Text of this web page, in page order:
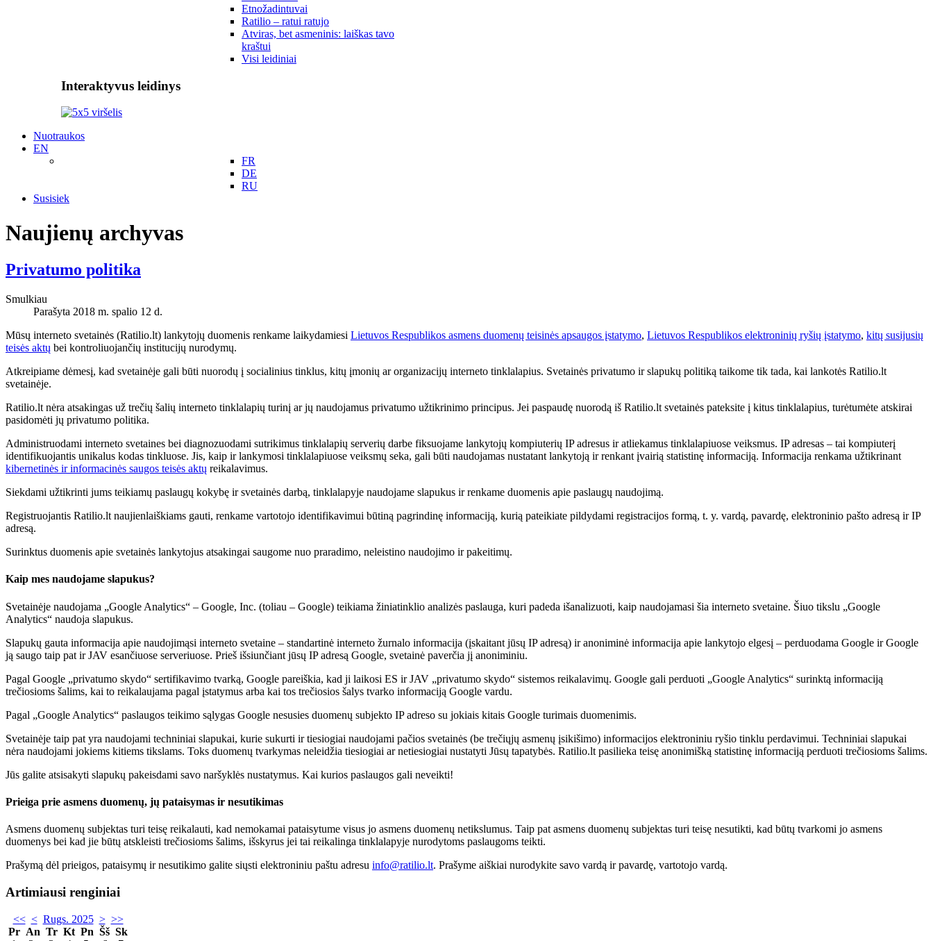
Etnožadintuvai
Ratilio – ratui ratujo
Atviras, bet asmeninis: laiškas tavo
kraštui
Visi leidiniai
Interaktyvus leidinys
Nuotraukos
EN
FR
DE
RU
Susisiek
Naujienų archyvas
Privatumo politika
Smulkiau
Parašyta 2018 m. spalio 12 d.
Mūsų interneto svetainės (Ratilio.lt) lankytojų duomenis renkame laikydamiesi Lietuvos Respublikos asmens duomenų teisinės apsaugos įstatymo, Lietuvos Respublikos elektroninių ryšių įstatymo, kitų susijusių
teisės aktų bei kontroliuojančių institucijų nurodymų.
Atkreipiame dėmesį, kad svetainėje gali būti nuorodų į socialinius tinklus, kitų įmonių ar organizacijų interneto tinklalapius. Svetainės privatumo ir slapukų politiką taikome tik tada, kai lankotės Ratilio.lt
svetainėje.
Ratilio.lt nėra atsakingas už trečių šalių interneto tinklalapių turinį ar jų naudojamus privatumo užtikrinimo principus. Jei paspaudę nuorodą iš Ratilio.lt svetainės pateksite į kitus tinklalapius, turėtumėte atskirai
pasidomėti jų privatumo politika.
Administruodami interneto svetaines bei diagnozuodami sutrikimus tinklalapių serverių darbe fiksuojame lankytojų kompiuterių IP adresus ir atliekamus tinklalapiuose veiksmus. IP adresas – tai kompiuterį
identifikuojantis unikalus kodas tinkluose. Jis, kaip ir lankymosi tinklalapiuose veiksmų seka, gali būti naudojamas nustatant lankytoją ir renkant įvairią statistinę informaciją. Informacija renkama užtikrinant
kibernetinės ir informacinės saugos teisės aktų reikalavimus.
Siekdami užtikrinti jums teikiamų paslaugų kokybę ir svetainės darbą, tinklalapyje naudojame slapukus ir renkame duomenis apie paslaugų naudojimą.
Registruojantis Ratilio.lt naujienlaiškiams gauti, renkame vartotojo identifikavimui būtiną pagrindinę informaciją, kurią pateikiate pildydami registracijos formą, t. y. vardą, pavardę, elektroninio pašto adresą ir IP
adresą.
Surinktus duomenis apie svetainės lankytojus atsakingai saugome nuo praradimo, neleistino naudojimo ir pakeitimų.
Kaip mes naudojame slapukus?
Svetainėje naudojama „Google Analytics“ – Google, Inc. (toliau – Google) teikiama žiniatinklio analizės paslauga, kuri padeda išanalizuoti, kaip naudojamasi šia interneto svetaine. Šiuo tikslu „Google
Analytics“ naudoja slapukus.
Slapukų gauta informacija apie naudojimąsi interneto svetaine – standartinė interneto žurnalo informacija (įskaitant jūsų IP adresą) ir anoniminė informacija apie lankytojo elgesį – perduodama Google ir Google
ją saugo taip pat ir JAV esančiuose serveriuose. Prieš išsiunčiant jūsų IP adresą Google, svetainė paverčia jį anoniminiu.
Pagal Google „privatumo skydo“ sertifikavimo tvarką, Google pareiškia, kad ji laikosi ES ir JAV „privatumo skydo“ sistemos reikalavimų. Google gali perduoti „Google Analytics“ surinktą informaciją
trečiosioms šalims, kai to reikalaujama pagal įstatymus arba kai tos trečiosios šalys tvarko informaciją Google vardu.
Pagal „Google Analytics“ paslaugos teikimo sąlygas Google nesusies duomenų subjekto IP adreso su jokiais kitais Google turimais duomenimis.
Svetainėje taip pat yra naudojami techniniai slapukai, kurie sukurti ir tiesiogiai naudojami pačios svetainės (be trečiųjų asmenų įsikišimo) informacijos elektroniniu ryšio tinklu perdavimui. Techniniai slapukai
nėra naudojami jokiems kitiems tikslams. Toks duomenų tvarkymas neleidžia tiesiogiai ar netiesiogiai nustatyti Jūsų tapatybės. Ratilio.lt pasilieka teisę anonimišką statistinę informaciją perduoti trečiosioms šalims.
Jūs galite atsisakyti slapukų pakeisdami savo naršyklės nustatymus. Kai kurios paslaugos gali neveikti!
Prieiga prie asmens duomenų, jų pataisymas ir nesutikimas
Asmens duomenų subjektas turi teisę reikalauti, kad nemokamai pataisytume visus jo asmens duomenų netikslumus. Taip pat asmens duomenų subjektas turi teisę nesutikti, kad būtų tvarkomi jo asmens
duomenys bei kad jie būtų atskleisti trečiosioms šalims, išskyrus jei tai reikalinga tinklalapyje nurodytoms paslaugoms teikti.
Prašymą dėl prieigos, pataisymų ir nesutikimo galite siųsti elektroniniu paštu adresu info@ratilio.lt. Prašyme aiškiai nurodykite savo vardą ir pavardę, vartotojo vardą.
Artimiausi renginiai
<< < Rugs. 2025 > >>
Pr An Tr Kt Pn Šš Sk